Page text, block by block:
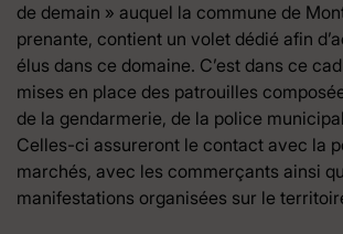
de demain » auquel la commune de
prenante, contient un volet dédié afin
élus dans ce domaine. C’est dans ce
mises en place des patrouilles
de la gendarmerie, de la police
Celles-ci assureront le contact avec la
marchés, avec les commerçants ainsi
manifestations organisées sur le